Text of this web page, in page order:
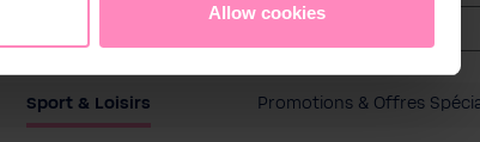
Allow cookies
Sport & Loisirs Promotions & Offres